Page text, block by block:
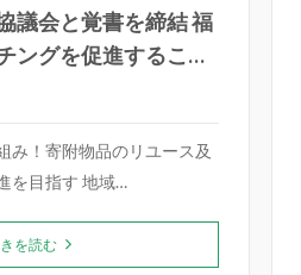
議会と覚書を締結 福
ングを促進すること
をスムーズにし、作
み！寄附物品のリユース及
を目指す 地域…
を読む